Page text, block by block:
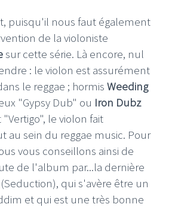
puisqu'il nous faut également
de la violoniste
sur cette série. Là encore, nul
: le violon est assurément
le reggae ; hormis Weeding
"Gypsy Dub" ou Iron Dubz
le violon fait
au sein du reggae music. Pour
vous conseillons ainsi de
de l'album par...la dernière
qui s'avère être un
et qui est une très bonne